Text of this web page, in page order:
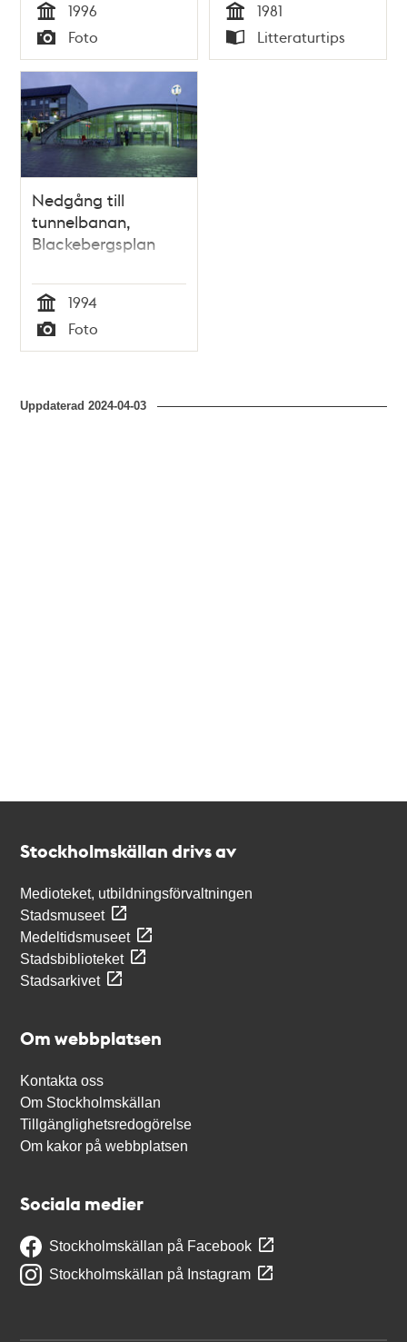
Tid
1996
Typ
Foto Tid
1981
Typ
Litteraturtips
Nedgång till
tunnelbanan,
Blackebergsplan
Tid
1994
Typ
Foto
Uppdaterad2024-04-03
Stockholmskällan drivs av
Medioteket, utbildningsförvaltningen
Stadsmuseet
Medeltidsmuseet
Stadsbiblioteket
Stadsarkivet
Om webbplatsen
Kontakta oss
Om Stockholmskällan
Tillgänglighetsredogörelse
Om kakor på webbplatsen
Sociala medier
Stockholmskällan på Facebook
Stockholmskällan på Instagram